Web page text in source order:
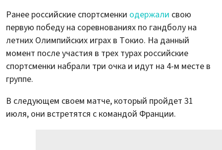
Ранее российские спортсменки одержали свою
первую победу на соревнованиях по гандболу на
летних Олимпийских играх в Токио. На данный
момент после участия в трех турах российские
спортсменки набрали три очка и идут на 4-м месте в
группе.
В следующем своем матче, который пройдет 31
июля, они встретятся с командой Франции.